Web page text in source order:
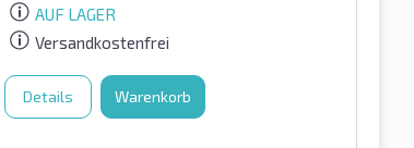
AUF LAGER
Versandkostenfrei
Details Warenkorb